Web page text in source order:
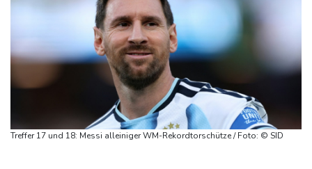
Polizei entdeckt Cannabisplantage mit mehr als 900 Pflanzen in
Kerpen - Festnahme
Xiaomi Skynomad: N70 und N90 erhöhen den Druck auf Europas
SUV-Markt
Sicherheitskreise vermuten russische Kampagne hinter
Falschvideo zu Merz-Rücktritt
Treffer 17 und 18: Messi alleiniger WM-Rekordtorschütze / Foto: © SID